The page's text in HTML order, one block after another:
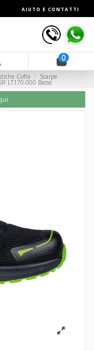
AIUTO E CONTATTI
0
Cofra Scarpe
LT170-000 Basse